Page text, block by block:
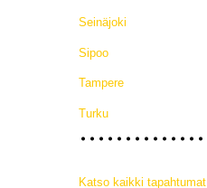
Seinäjoki
Sipoo
Tampere
Turku
Katso kaikki tapahtumat